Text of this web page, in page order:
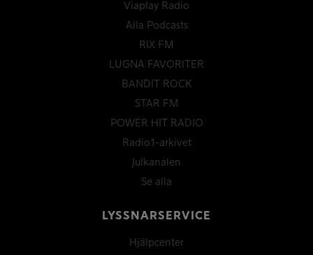
Viaplay Radio
Alla Podcasts
RIX FM
LUGNA FAVORITER
BANDIT ROCK
STAR FM
POWER HIT RADIO
Radio1-arkivet
Julkanalen
Se alla
LYSSNARSERVICE
Hjälpcenter